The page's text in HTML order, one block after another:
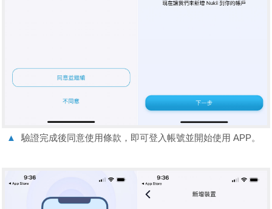
▲ 驗證完成後同意使用條款，即可登入帳號並開始使用 APP。